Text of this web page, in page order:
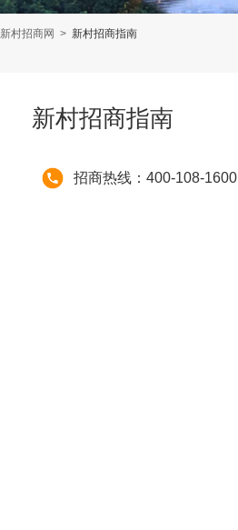
新村招商网 > 新村招商指南
新村招商指南
招商热线：400-108-1600